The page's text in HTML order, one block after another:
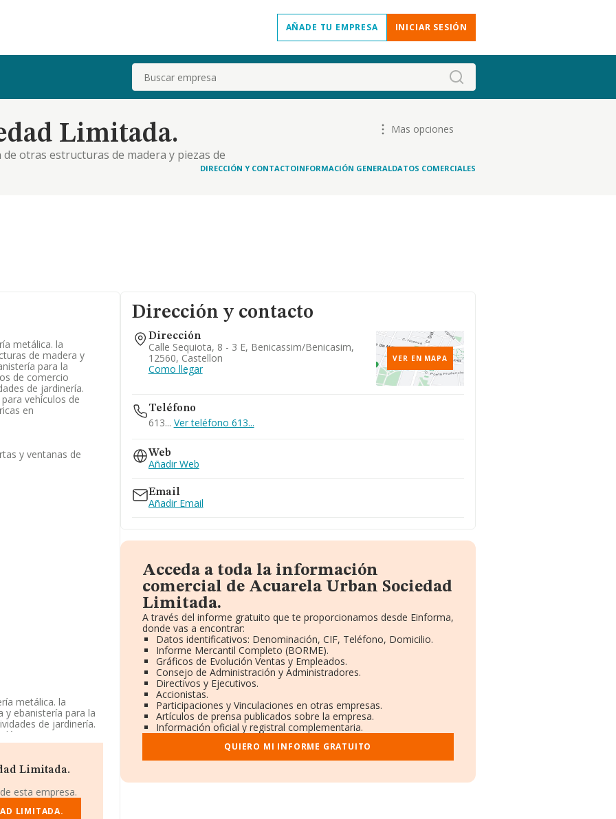
AÑADE TU EMPRESA INICIAR SESIÓN
Buscar
Limitada.
otras estructuras de madera y piezas de
de comercio productos diversos.
Mas opciones
DIRECCIÓN Y CONTACTOINFORMACIÓN GENERALDATOS COMERCIALES
metálica. la
de madera y
para la
de comercio
de jardinería.
vehículos de
en
y ventanas de
metálica. la
y ebanistería para la
de jardinería.
en. La
referencia CNAE
número de
8 3 E, (12560),
Limitada.
esta empresa.
LIMITADA.
Dirección y contacto
Dirección
Calle Sequiota, 8 - 3 E, Benicassim/benicasim,
12560, Castellon
Como llegar
VER EN MAPA
Teléfono
613... Ver teléfono 613...
Web
Añadir Web
Email
Añadir Email
Acceda a toda la información
comercial de Acuarela Urban Sociedad
Limitada.
A través del informe gratuito que te proporcionamos desde Einforma,
donde vas a encontrar:
Datos identificativos: Denominación, CIF, Teléfono, Domicilio.
Informe Mercantil Completo (BORME).
Gráficos de Evolución Ventas y Empleados.
Consejo de Administración y Administradores.
Directivos y Ejecutivos.
Accionistas.
Participaciones y Vinculaciones en otras empresas.
Artículos de prensa publicados sobre la empresa.
Información oficial y registral complementaria.
QUIERO MI INFORME GRATUITO